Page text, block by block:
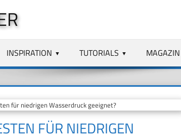
INSPIRATION TUTORIALS MAGAZIN
für niedrigen Wasserdruck geeignet?
FÜR NIEDRIGEN